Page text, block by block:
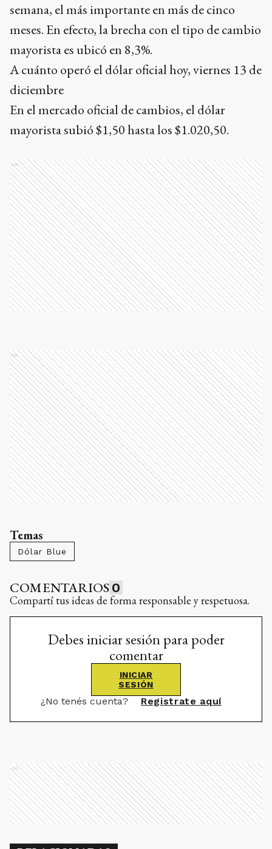
semana, el más importante en más de cinco
meses. En efecto, la brecha con el tipo de cambio
mayorista es ubicó en 8,3%.
A cuánto operó el dólar oficial hoy, viernes 13 de
diciembre
En el mercado oficial de cambios, el dólar
mayorista subió $1,50 hasta los $1.020,50.
Ads
Ads
Temas
Dólar Blue
COMENTARIOS 0
Compartí tus ideas de forma responsable y respetuosa.
Debes iniciar sesión para poder
comentar
INICIAR
SESIÓN
¿No tenés cuenta? Registrate aquí
Ads